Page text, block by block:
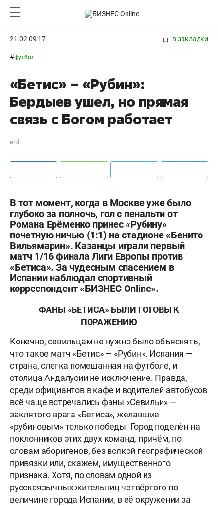
21.02 09:17 в закладки
#футбол
«Бетис» – «Рубин»:
Бердыев ушел, но прямая
связь с Богом работает
erid:
В тот момент, когда в Москве уже было
глубоко за полночь, гол с пенальти от
Романа Ерёменко принес «Рубину»
почетную ничью (1:1) на стадионе «Бенито
Вильямарин». Казанцы играли первый
матч 1/16 финала Лиги Европы против
«Бетиса». За чудесным спасением в
Испании наблюдал спортивный
корреспондент «БИЗНЕС Online».
ФАНЫ «БЕТИСА» БЫЛИ ГОТОВЫ К
ПОРАЖЕНИЮ
Конечно, севильцам не нужно было объяснять,
что такое матч «Бетис» — «Рубин». Испания —
страна, слегка помешанная на футболе, и
столица Андалусии не исключение. Правда,
среди официантов в кафе и водителей автобусов
всё чаще встречались фаны «Севильи» —
заклятого врага «Бетиса», желавшие
«рубиновым» только победы. Город поделён на
поклонников этих двух команд, причём, по
словам аборигенов, без всякой географической
привязки или, скажем, имущественного
признака. Хотя, по словам одной из
русскоязычных жительниц четвёртого по
величине города Испании, в её окружении за